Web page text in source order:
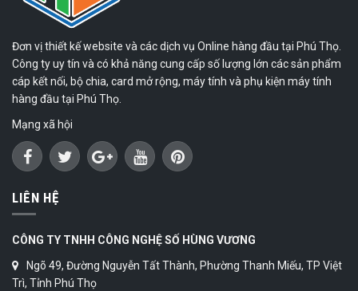
Đơn vị thiết kế website và các dịch vụ Online hàng đầu tại Phú Thọ.
Công ty uy tín và có khả năng cung cấp số lượng lớn các sản phẩm
cáp kết nối, bộ chia, card mở rộng, máy tính và phụ kiện máy tính
hàng đầu tại Phú Thọ.
Mạng xã hội
LIÊN HỆ
CÔNG TY TNHH CÔNG NGHỆ SỐ HÙNG VƯƠNG
Ngõ 49, Đường Nguyễn Tất Thành, Phường Thanh Miếu, TP Việt
Trì, Tỉnh Phú Thọ